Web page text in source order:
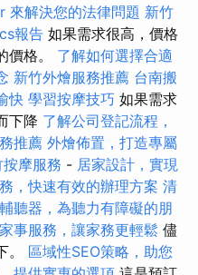
來解決您的法律問題 新竹
報告 如果需求很高，價格
價格。 了解如何選擇合適
新竹外燴服務推薦 台南搬
快 學習按摩技巧 如果需求
下降 了解公司登記流程，
推薦 外燴佈置，打造專屬
按摩服務 - 居家設計，實現
，快速有效的辦理方案 清
輔聽器，為聽力有障礙的朋
事服務，讓家務更輕鬆 儘
。 區域性SEO策略，助您